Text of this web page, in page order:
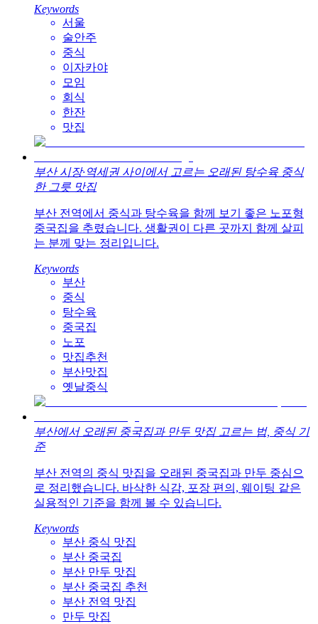
Keywords
서울
술안주
중식
이자카야
모임
회식
한잔
맛집
부산 시장·역세권 사이에서 고르는 오래된 탕수육 중식
한 그릇 맛집
부산 전역에서 중식과 탕수육을 함께 보기 좋은 노포형
중국집을 추렸습니다. 생활권이 다른 곳까지 함께 살피
는 분께 맞는 정리입니다.
Keywords
부산
중식
탕수육
중국집
노포
맛집추천
부산맛집
옛날중식
부산에서 오래된 중국집과 만두 맛집 고르는 법, 중식 기
준
부산 전역의 중식 맛집을 오래된 중국집과 만두 중심으
로 정리했습니다. 바삭한 식감, 포장 편의, 웨이팅 같은
실용적인 기준을 함께 볼 수 있습니다.
Keywords
부산 중식 맛집
부산 중국집
부산 만두 맛집
부산 중국집 추천
부산 전역 맛집
만두 맛집